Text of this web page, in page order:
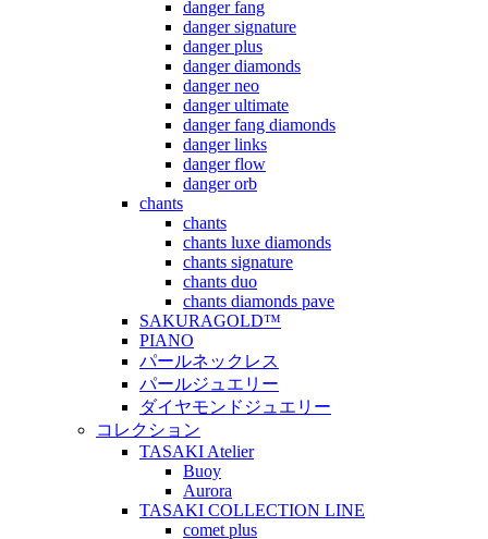
danger fang
danger signature
danger plus
danger diamonds
danger neo
danger ultimate
danger fang diamonds
danger links
danger flow
danger orb
chants
chants
chants luxe diamonds
chants signature
chants duo
chants diamonds pave
SAKURAGOLD™
PIANO
パールネックレス
パールジュエリー
ダイヤモンドジュエリー
コレクション
TASAKI Atelier
Buoy
Aurora
TASAKI COLLECTION LINE
comet plus